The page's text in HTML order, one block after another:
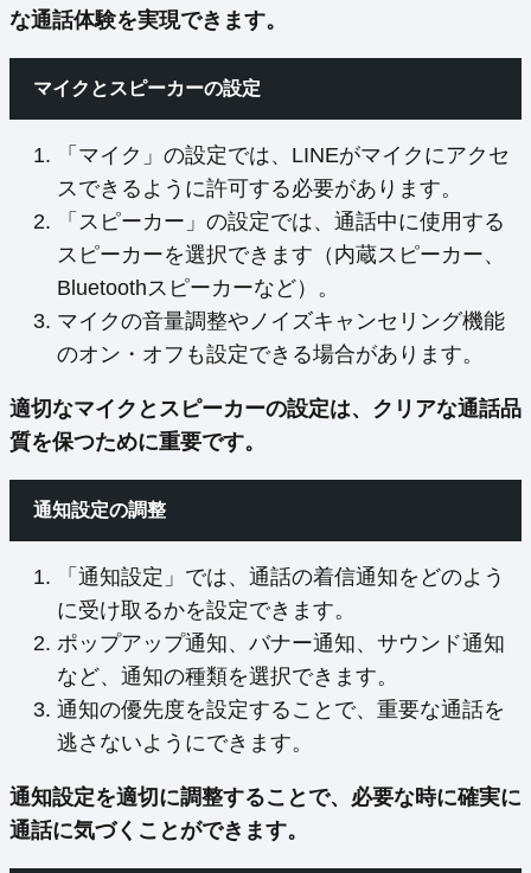
な通話体験を実現できます。
マイクとスピーカーの設定
「マイク」の設定では、LINEがマイクにアクセ
スできるように許可する必要があります。
「スピーカー」の設定では、通話中に使用する
スピーカーを選択できます（内蔵スピーカー、
Bluetoothスピーカーなど）。
マイクの音量調整やノイズキャンセリング機能
のオン・オフも設定できる場合があります。
適切なマイクとスピーカーの設定は、クリアな通話品
質を保つために重要です。
通知設定の調整
「通知設定」では、通話の着信通知をどのよう
に受け取るかを設定できます。
ポップアップ通知、バナー通知、サウンド通知
など、通知の種類を選択できます。
通知の優先度を設定することで、重要な通話を
逃さないようにできます。
通知設定を適切に調整することで、必要な時に確実に
通話に気づくことができます。